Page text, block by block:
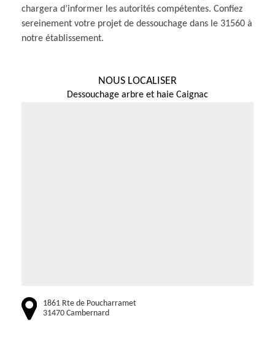
chargera d’informer les autorités compétentes. Confiez
sereinement votre projet de dessouchage dans le 31560 à
notre établissement.
NOUS LOCALISER
Dessouchage arbre et haie Caignac
1861 Rte de Poucharramet
31470 Cambernard